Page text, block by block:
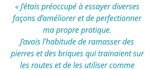
« J’étais préoccupé à essayer diverses
façons d’améliorer et de perfectionner
ma propre pratique.
J’avais l’habitude de ramasser des
pierres et des briques qui trainaient sur
les routes et de les utiliser comme